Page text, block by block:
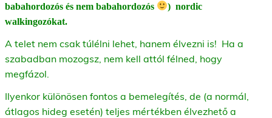
babahordozós és nem babahordozós
) nordic
walkingozókat.
A telet nem csak túlélni lehet, hanem élvezni is! Ha a
szabadban mozogsz, nem kell attól félned, hogy
megfázol.
Ilyenkor különösen fontos a bemelegítés, de (a normál,
átlagos hideg esetén) teljes mértékben élvezhető a